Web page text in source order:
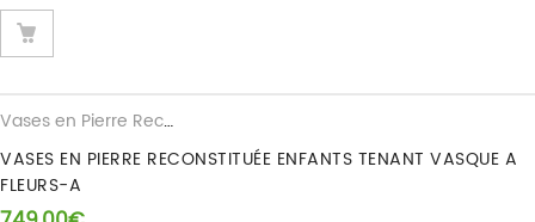
Vases en Pierre Reconstituee
VASES EN PIERRE RECONSTITUÉE ENFANTS TENANT VASQUE A
FLEURS-A